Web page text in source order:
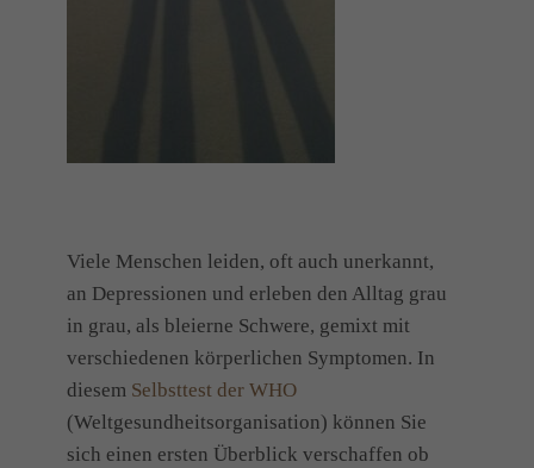
Viele Menschen leiden, oft auch unerkannt,
an Depressionen und erleben den Alltag grau
in grau, als bleierne Schwere, gemixt mit
verschiedenen körperlichen Symptomen. In
diesem Selbsttest der WHO
(Weltgesundheitsorganisation) können Sie
sich einen ersten Überblick verschaffen ob